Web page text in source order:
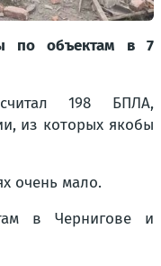
по объектам в 7
198 БПЛА,
из которых якобы
очень мало.
в Чернигове и